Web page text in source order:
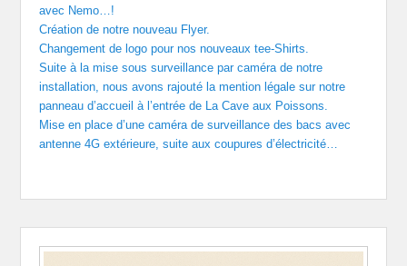
avec Nemo…!
Création de notre nouveau Flyer.
Changement de logo pour nos nouveaux tee-Shirts.
Suite à la mise sous surveillance par caméra de notre
installation, nous avons rajouté la mention légale sur notre
panneau d’accueil à l’entrée de La Cave aux Poissons.
Mise en place d’une caméra de surveillance des bacs avec
antenne 4G extérieure, suite aux coupures d’électricité…